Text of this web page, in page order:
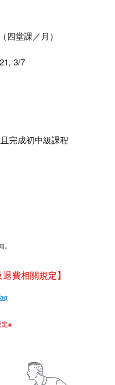
四堂課／月）
3/7
完成初中級課程
費相關規定】
※